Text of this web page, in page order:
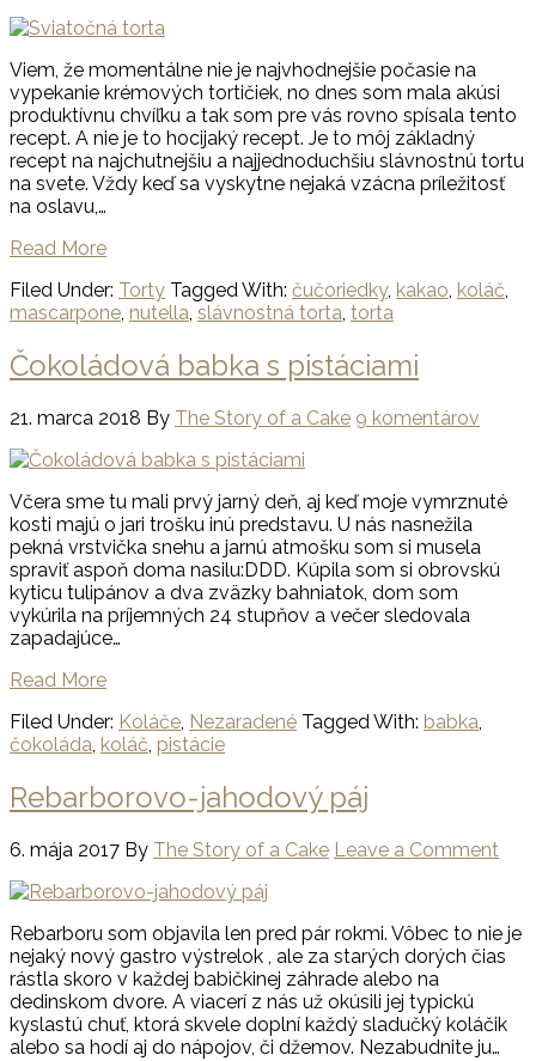
Viem, že momentálne nie je najvhodnejšie počasie na
vypekanie krémových tortičiek, no dnes som mala akúsi
produktívnu chvíľku a tak som pre vás rovno spísala tento
recept. A nie je to hocijaký recept. Je to môj základný
recept na najchutnejšiu a najjednoduchšiu slávnostnú tortu
na svete. Vždy keď sa vyskytne nejaká vzácna príležitosť
na oslavu,…
Read More
Filed Under: Torty Tagged With: čučoriedky, kakao, koláč,
mascarpone, nutella, slávnostná torta, torta
Čokoládová babka s pistáciami
21. marca 2018 By The Story of a Cake 9 komentárov
Včera sme tu mali prvý jarný deň, aj keď moje vymrznuté
kosti majú o jari trošku inú predstavu. U nás nasnežila
pekná vrstvička snehu a jarnú atmošku som si musela
spraviť aspoň doma nasilu:DDD. Kúpila som si obrovskú
kyticu tulipánov a dva zväzky bahniatok, dom som
vykúrila na príjemných 24 stupňov a večer sledovala
zapadajúce…
Read More
Filed Under: Koláče, Nezaradené Tagged With: babka,
čokoláda, koláč, pistácie
Rebarborovo-jahodový páj
6. mája 2017 By The Story of a Cake Leave a Comment
Rebarboru som objavila len pred pár rokmi. Vôbec to nie je
nejaký nový gastro výstrelok , ale za starých dorých čias
rástla skoro v každej babičkinej záhrade alebo na
dedinskom dvore. A viacerí z nás už okúsili jej typickú
kyslastú chuť, ktorá skvele doplní každý sladučký koláčik
alebo sa hodí aj do nápojov, či džemov. Nezabudnite ju…